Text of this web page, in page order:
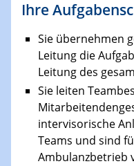
Ihre
Sie übernehmen
Leitung die
Leitung des
Sie leiten
intervisorische
Teams und sind
Ambulanzbetrieb